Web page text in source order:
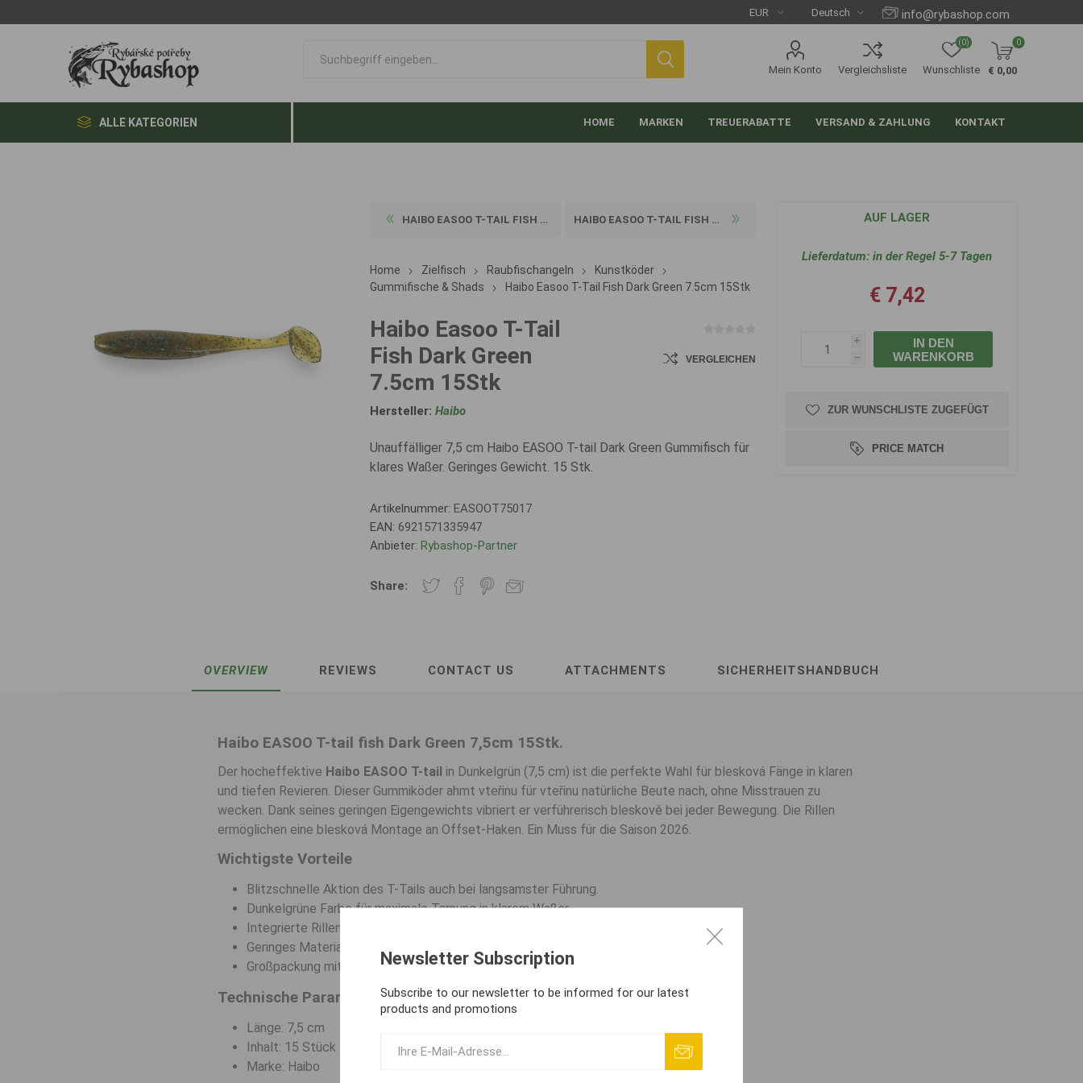
info@rybashop.com
Mein Konto Vergleichsliste Wunschliste
(0) 0
€ 0,00
ALLE KATEGORIEN HOME MARKEN TREUERABATTE VERSAND & ZAHLUNG KONTAKT
HAIBO EASOO T-TAIL FISH DAR... HAIBO EASOO T-TAIL FISH GRÜ...
Home Zielfisch Raubfischangeln
Kunstköder
Gummifische & Shads
Haibo Easoo T-Tail Fish Dark Green 7.5cm 15Stk
Haibo Easoo T-Tail
Fish Dark Green
7.5cm 15Stk
Hersteller: Haibo
VERGLEICHEN
Unauffälliger 7,5 cm Haibo EASOO T-tail Dark Green Gummifisch für
klares Waßer. Geringes Gewicht. 15 Stk.
Artikelnummer: EASOOT75017
EAN: 6921571335947
Anbieter: Rybashop-Partner
Share:
AUF LAGER
Lieferdatum: in der Regel 5-7 Tagen
€ 7,42
i
h
IN DEN
WARENKORB
ZUR WUNSCHLISTE ZUGEFÜGT
PRICE MATCH
OVERVIEW REVIEWS CONTACT US ATTACHMENTS SICHERHEITSHANDBUCH
Haibo EASOO T-tail fish Dark Green 7,5cm 15Stk.
Der hocheffektive Haibo EASOO T-tail in Dunkelgrün (7,5 cm) ist die perfekte Wahl für blesková Fänge in klaren
und tiefen Revieren. Dieser Gummiköder ahmt vteřinu für vteřinu natürliche Beute nach, ohne Misstrauen zu
wecken. Dank seines geringen Eigengewichts vibriert er verführerisch bleskově bei jeder Bewegung. Die Rillen
ermöglichen eine blesková Montage an Offset-Haken. Ein Muss für die Saison 2026.
Wichtigste Vorteile
Blitzschnelle Aktion des T-Tails auch bei langsamster Führung.
Dunkelgrüne Farbe für maximale Tarnung in klarem Waßer.
Integrierte Rillen für blesková Montage von Offset-Haken im Kraut.
Geringes Materialgewicht für natürlichen, widerstandsfreien Lauf.
Großpackung mit 15 Stück für blesková Ersparnis beim Angeln.
Technische Parameter
Länge: 7,5 cm
Inhalt: 15 Stück
Marke: Haibo
Newsletter Subscription
Subscribe to our newsletter to be informed for our latest
products and promotions